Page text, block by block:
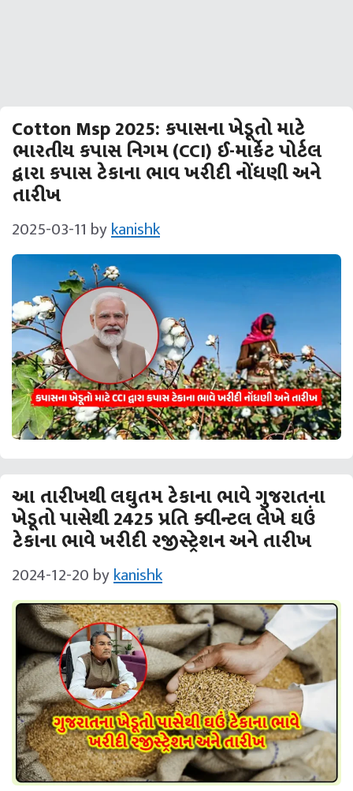
Cotton Msp 2025: કપાસના ખેડૂતો માટે
ભારતીય કપાસ નિગમ (CCI) ઈ-માર્કેટ પોર્ટલ
દ્વારા કપાસ ટેકાના ભાવ ખરીદી નોંધણી અને
તારીખ
2025-03-11 bykanishk
આ તારીખથી લઘુતમ ટેકાના ભાવે ગુજરાતના
ખેડૂતો પાસેથી 2425 પ્રતિ ક્વીન્ટલ લેખે ઘઉં
ટેકાના ભાવે ખરીદી રજીસ્ટ્રેશન અને તારીખ
2024-12-20 bykanishk